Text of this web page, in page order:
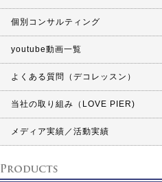
個別コンサルティング
youtube動画一覧
よくある質問（デコレッスン）
当社の取り組み（LOVE PIER)
メディア実績／活動実績